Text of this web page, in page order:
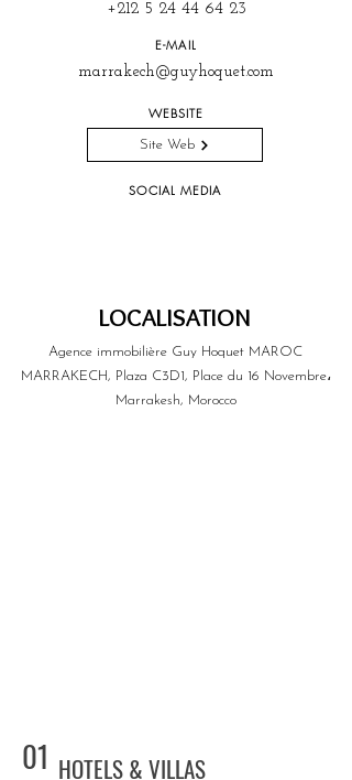
+212 5 24 44 64 23
E-MAIL
marrakech@guyhoquet.com
WEBSITE
Site Web
SOCIAL MEDIA
LOCALISATION
Agence immobilière Guy Hoquet MAROC
MARRAKECH, Plaza C3D1, Place du 16 Novembre،
Marrakesh, Morocco
01 HOTELS & VILLAS